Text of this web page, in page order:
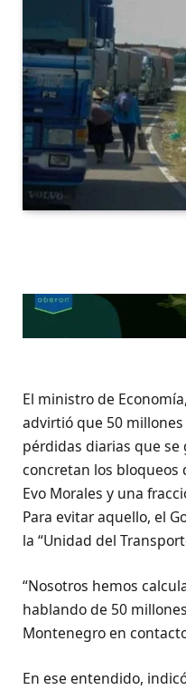
El ministro de
advirtió que 50
pérdidas diarias que se
concretan los bloqueos
Evo Morales y una
Para evitar aquello, el
la “Unidad del
“Nosotros hemos
hablando de 50
Montenegro en
En ese entendido,